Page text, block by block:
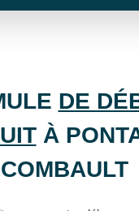
DE
À
COMBAULT